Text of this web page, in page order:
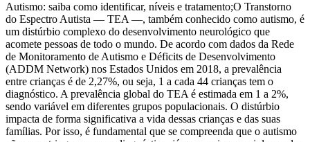
Autismo: saiba como identificar, níveis e tratamento;O Transtorno do Espectro Autista — TEA —, também conhecido como autismo, é um distúrbio complexo do desenvolvimento neurológico que acomete pessoas de todo o mundo. De acordo com dados da Rede de Monitoramento de Autismo e Déficits de Desenvolvimento (ADDM Network) nos Estados Unidos em 2018, a prevalência entre crianças é de 2,27%, ou seja, 1 a cada 44 crianças tem o diagnóstico. A prevalência global do TEA é estimada em 1 a 2%, sendo variável em diferentes grupos populacionais. O distúrbio impacta de forma significativa a vida dessas crianças e das suas famílias. Por isso, é fundamental que se compreenda que o autismo não se restringe apenas o diagnóstico, já que a criança vai demandar dedicação e cuidados especiais. Neste artigo, além de entender melhor o que é o TEA, vamos explicar sobre os seus níveis de intensidade, como podem ser identificados, como é feito o diagnóstico, se o autismo é genético, tratamentos e terapias clínicas. Acompanhe e descubra! O que é o autismo? De acordo com o DSM-5 (Manual de Diagnóstico Estatístico de Transtornos Mentais) o autismo: é um transtorno do neurodesenvolvimento caracterizado por dificuldades de interação social, comunicação e comportamentos repetitivos e restritos. Dessa forma, ele representa uma série de quadros que podem variar em intensidade e sintomas, gerando dificuldades de diferentes níveis na rotina do indivíduo. Somado a isso, algumas pessoas com autismo podem ter outros problemas de saúde que acompanham o transtorno. Entre eles, podemos citar convulsões, distúrbios do sono, distúrbios gastrointestinais, déficit de atenção e hiperatividade, ansiedade e fobias. É importante lembrar que o autismo se apresenta com variações significativas de uma pessoa para outra. Enquanto algumas têm dificuldades no aprendizado e na interação social, outras podem levar uma vida considerada normal, o que, por sua vez, pode levar a um diagnóstico tardio, na vida adulta (e, em algumas situações, apenas após o diagnóstico de outro familiar com a mesma condição). Quais condições o TEA engloba? Atualmente, o TEA engloba todos os pacientes que previamente eram classificados como tendo subtipos do transtorno, como era o caso da síndrome de Asperger e do transtorno desintegrativo na infância. Portanto, hoje em dia, pacientes que apresentam desde a infância déficits persistentes da comunicação social e da interação social e padrão de comportamento, interesses e atividades repetitivos, levando a comprometimento no funcionamento geral, podem receber o diagnóstico de TEA, contanto que sejam atendidos os critérios específicos estabelecidos no DSM-5. Como o autismo pode ser diagnosticado? O diagnóstico de autismo deve ser feito por um médico. De forma geral, os pais observam sintomas, como: choro frequente e ininterrupto; bebês que evitam o contato visual com a mãe, principalmente, durante a amamentação; inquietação; apatia; indiferença seletiva à voz humana — a criança não atende aos chamados; pouca vontade de se comunicar verbalmente; déficits na reciprocidade social-emocional dificuldade em uso de comportamentos comunicativos não verbais (por exemplo, apontar objetos) dificuldade em desenvolver e manter relacionamentos apropriados à idade; transtorno de linguagem; agressividade; ansiedade; resistência a mudanças na rotina; movimentos repetitivos das mãos, cabeça e tronco padrões restritos e repetitivos de comportamentos e interesses Quais são os níveis de dificuldades no TEA? Ainda dentro das diferenças apresentadas no espectro autista, vale a pena se aprofundar a respeito de seus níveis de gravidade, que são avaliados para dois principais parâmetros: interação/comunicação social e comportamento restritivo/repetitivo. Nível 1 — Necessidade de suporte: sem o sistema de apoio, o indivíduo pode apresentar dificuldade em interação social e apresentar inflexibilidade de comportamento, com interferência no funcionamento em um ou mais contextos Nível 2 — Necessidade de suporte substancial: déficits importantes na conversação, interações sociais anômalas e comportamentos repetitivos ou inflexibilidade levando a importante interferência em muitos contextos; prejuízos são aparentes mesmo com o suporte. Nível 3 — Necessidade de suporte muito substancial: Importante limitação da comunicação verbal e não verbal, comportamentos repetitivos/inflexíveis levando a alteração em funcionamento em todas esferas As pessoas apresentam grande sofrimento para mudar o foco das suas ações e inflexibilidade comportamental. O autismo é genético? Entre as principais dúvidas que podem surgir entre os pais, podemos apontar o questionamento se o autismo é genético, de que forma o TEA pode ser genético se não existem outros indivíduos na família com essa condição, qual a probabilidade de outro filho nascer com autismo, entre outras. Em relação à possibilidade de uma pessoa ser portadora de TEA sem ninguém da família ter a mesma condição, o fato é que o autismo pode ser decorrente de alterações genéticas – desde uma única alteração genética, passando pela associação entre variações genéticas somadas a aspectos ambientais — o que reflete diferentes mecanismos de herança genética. Dessa forma, cada caso de autismo pode ter uma explicação genética diferente, o que leva a uma orientação genética diferente para cada pessoa. Entenda a seguir como cada modelo funciona. Modelo monogênico Nesse caso, ocorre a alteração de um único gene, o que está combinado, de maneira geral, ao que é chamado de autismo sindrômico — o comportamento autista integra um conjunto de manifestações clínicas diversas que caracterizam essas síndromes. Essas modificações genéticas podem ter surgido no óvulo ou no espermatozoide que geraram aquela pessoa e frequentemente não se encontram presentes em outras células dos pais. Sendo assim, esse é o principal motivo de os pais não apresentarem o transtorno. Algumas dessas síndromes, no entanto, apresentam uma grande variabilidade clínica, podendo estar presentes em um dos pais de forma bem sutil. Um deles pode, ainda, deter uma variante genética do autismo sem manifestar seu quadro clínico, circunstância chamada de penetrância incompleta. Modelo poligênico e multifatorial Trata-se de um modelo que é considerado o TEA como resultado da junção de várias alterações genéticas com pequenos efeitos individuais. São mutações que, de forma isolada, não geram transtornos, mas a combinação de seus efeitos em uma mesma pessoa pode causar propensão ao TEA. Atualmente, não existem exames clinicamente disponíveis que permitam investigar esse tipo de mecanismo de herança no TEA. Esse mesmo conceito versa a respeito do modelo multifatorial, que abrange, além de diversas alterações genéticas, fatores ambientais. Esse modelo responde pela maioria dos casos de TEA (particularmente os casos isolados, em que não são identificadas outras alterações clínicas associadas) – por esse motivo, a investigação genética pode ser negativa em cerca de 80% dos pacientes com TEA. Modelo oligogênico É o modelo que leva em conta a influência das mutações genéticas raras de efeito moderado ou alto, que podem ser herdadas durante a manifestação do TEA. Nesse caso, a quantidade de modificações genéticas de risco por pessoa é mais baixa do que no modelo poligênico. É preciso considerar que as alterações genéticas identificadas nos casos de TEA e o valor mínimo de mutações para que um limite seja ultrapassado ainda não é de total conhecimento dos especialistas. Além disso, não se pode eliminar a colaboração de questões ambientais como fatores de elevação do risco. Além desses mecanismos descritos, existe um percentual de casos de TEA que podem ser atribuídos a alterações genéticas envolvendo vários genes, conhecidas como deleções ou duplicações cromossômicas, e que podem ser investigados por métodos específicos de análise do DNA. Algumas dessas mudanças genéticas associadas ao TEA também podem estar presentes em pessoas portadoras de outras condições, como convulsões, esquizofrenia e deficiência intelectual. Sendo assim, para entender cada situação de forma individual, é importante procurar a ajuda de um profissional qualificado e realizar a avaliação clínica que poderá identificar se há necessidade de realização de exames genéticos que podem contribuir com um diagnóstico da causa do transtorno. Esse cuidado também vai ajudar na realização do tratamento mais apropriado, o que pode gerar mais bem-estar e qualidade de vida ao paciente, bem como auxiliar em um melhor desenvolvimento. Como é feito o diagnóstico do autismo? O diagnóstico de TEA é essencialmente clínico, feito a partir de observações da criança e entrevistas com pais e/ou cuidadores. Com essas informações, o médico segue os critérios do Manual de Diagnóstico Estatístico de Transtornos Mentais, DSM-5, ou a Classificação Internacional de Doenças da Organização Mundial da Saúde (CID-11). Em alguns casos, o diagnóstico só é feito na vida adulta, já que, enquanto algumas crianças têm problemas de interação e sinais clássicos do autismo, outros têm alta funcionalidade, com ausência de sintomas que permitam um diagnóstico mais precoce. Quais são os tratamentos e terapias clínicas? A criança autista deve ser ajudada com um suporte multidisciplinar, com terapia comportamental, para ajudar a lidar com as situações comuns do dia a dia. Os pais devem conversar com o pediatra, que vai recomendar o tratamento mais adequado, de acordo com as necessidades do paciente. Quanto mais precoce for a intervenção, melhores serão os resultados. Além do suporte psicológico e psiquiátrico, pode ser recomendado o apoio de fonoaudiólogo e nutricionista, profissionais que ajudarão o paciente a lidar com questões na fala e na alimentação. É que, em alguns casos, a resistência à mudança e a seletividade alimentar podem causar impacto também nas refeições. Como você pode ver, na dúvida se autismo é genético, é